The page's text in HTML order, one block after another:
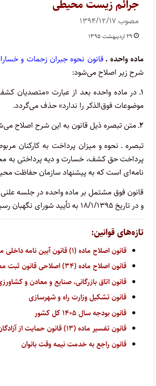
جرائم زیست محیطی
مصوب ۱۳۹۴/۱۲/۱۷
۲۹ اردیبهشت ۱۳۹۵
ماده‌ واحده ـ قانون نحوه جبران زحمات و
شرح زیر اصلاح می‌شود:
۱ـ در ماده‌ واحده بعد از عبارت «متصدیان
موضوعات فوق‌الذکر را ندارد» حذف می‌گردد.
۲ـ متن تبصره ذیل قانون به این شرح اصلاح
تبصره ـ نحوه و میزان پرداخت به کارکنان
پرداخت حق کشف، خسارت و دیه پرداختی به
نامه‌ای است که به پیشنهاد سازمان حفاظت
قانون فوق مشتمل بر ماده‌ واحده در جلسه
و در تاریخ ۱۸/۱/۱۳۹۵ به تأیید شورای نگهبان رسید.
تازه‌های قوانین:
قانون اصلاح ماده (۱) قانون آیین نامه داخلی مجلس شورای اسلامی
قانون اصلاح ماده (۳۴) اصلاحی قانون ثبت مصوب ۱۳۵۱ و حذف ماده (۳۴) مکرر آن
قانون اتاق بازرگانی، صنایع و معادن و
قانون تشکیل وزارت راه و شهرسازی
قانون بودجه سال ۱۴۰۵ کل کشور
قانون تفسیر ماده (۱۳) قانون حمایت از آزادگان مصوب ۱۳۶۸
قانون راجع به خدمت نیمه وقت بانوان